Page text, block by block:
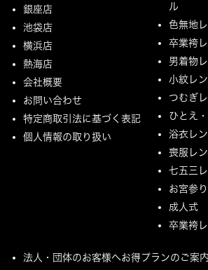
銀座店
池袋店
横浜店
熱海店
会社概要
お問い合わせ
特定商取引法に基づく表記
個人情報の取り扱い
ル
色無地
卒業袴
男着物
小紋レ
つむぎ
ひとえ
浴衣レ
喪服レ
七五三
お宮参
成人式
卒業袴
法人・団体のお客様へお得プランのご案内